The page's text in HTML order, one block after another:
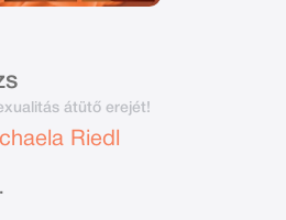
átütő erejét!
Riedl